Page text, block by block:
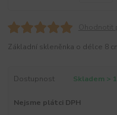
Základní skleněnka o délce 8
Dostupnost Skladem >
Nejsme plátci DPH